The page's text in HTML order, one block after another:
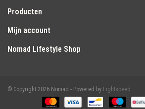
Producten
Mijn account
Nomad Lifestyle Shop
© Copyright 2026 Nomad - Powered by Lightspeed